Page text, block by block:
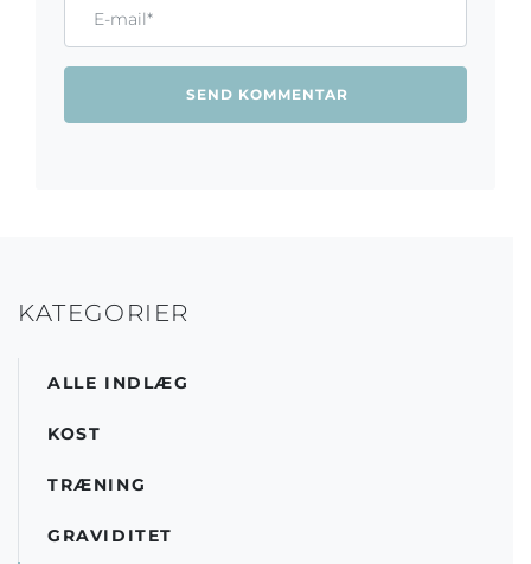
KATEGORIER
ALLE INDLÆG
KOST
TRÆNING
GRAVIDITET